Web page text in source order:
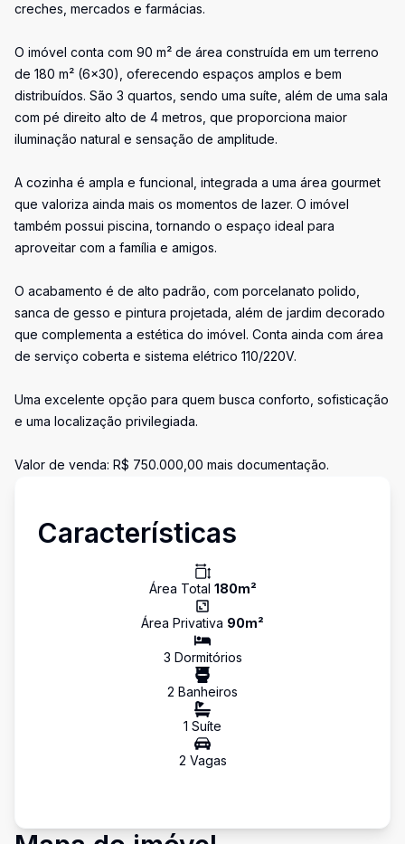
creches, mercados e farmácias.
O imóvel conta com 90 m² de área construída em um terreno
de 180 m² (6x30), oferecendo espaços amplos e bem
distribuídos. São 3 quartos, sendo uma suíte, além de uma sala
com pé direito alto de 4 metros, que proporciona maior
iluminação natural e sensação de amplitude.
A cozinha é ampla e funcional, integrada a uma área gourmet
que valoriza ainda mais os momentos de lazer. O imóvel
também possui piscina, tornando o espaço ideal para
aproveitar com a família e amigos.
O acabamento é de alto padrão, com porcelanato polido,
sanca de gesso e pintura projetada, além de jardim decorado
que complementa a estética do imóvel. Conta ainda com área
de serviço coberta e sistema elétrico 110/220V.
Uma excelente opção para quem busca conforto, sofisticação
e uma localização privilegiada.
Valor de venda: R$ 750.000,00 mais documentação.
Características
Área Total 180m²
Área Privativa 90m²
3 Dormitórios
2 Banheiros
1 Suíte
2 Vagas